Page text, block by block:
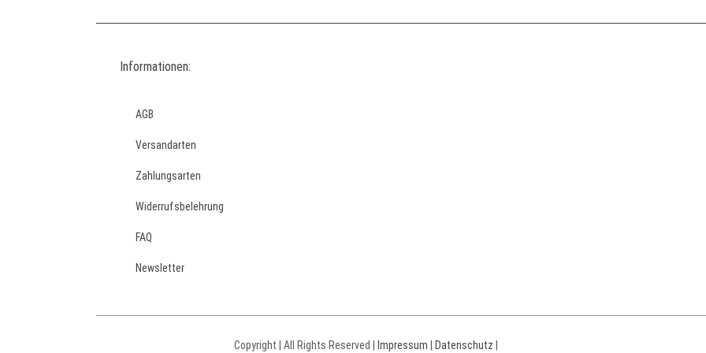
Informationen:
AGB
Versandarten
Zahlungsarten
Widerrufsbelehrung
FAQ
Newsletter
Copyright | All Rights Reserved | Impressum Datenschutz